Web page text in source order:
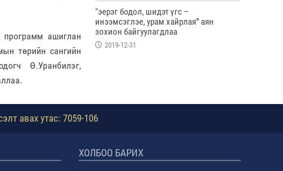
ашиглан
төрийн сангийн
Ө.Уранбилэг,
“эерэг бодол, шидэт үгс –
инээмсэглэе, урам хайрлая” аян
зохион байгуулагдлаа
2019-12-31
авах утас: 7059-106
ХОЛБОО БАРИХ